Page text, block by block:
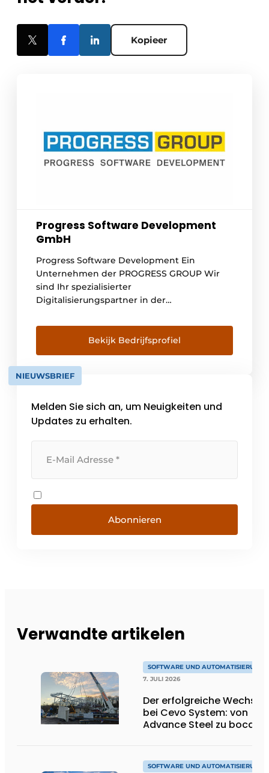
Kopieer
Progress Software Development
GmbH
Progress Software Development Ein
Unternehmen der PROGRESS GROUP Wir
sind Ihr spezialisierter
Digitalisierungspartner in der
wenn es darum geht, zukunftsorientierte
Lösungen zu liefern und Sie auf Ihrem Weg
zum digitalen Unternehmen zu begleiten.
Ein digitales Unternehmen garantiert
Wettbewerbsfähigkeit und zeigt, wie
effizienter eingesetzt werden können [...]
Bekijk Bedrijfsprofiel
NIEUWSBRIEF
Melden Sie sich an, um Neuigkeiten und
Updates zu erhalten.
Abonnieren
Verwandte artikelen
SOFTWARE UND AUTOMATISIERUNG
7. JULI 2026
Der erfolgreiche Wechsel
bei Cevo System: von
Advance Steel zu bocad
SOFTWARE UND AUTOMATISIERUNG